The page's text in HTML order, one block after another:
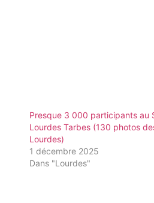
Presque 3 000 participants au
Lourdes Tarbes (130 photos
Lourdes)
1 décembre 2025
Dans "Lourdes"